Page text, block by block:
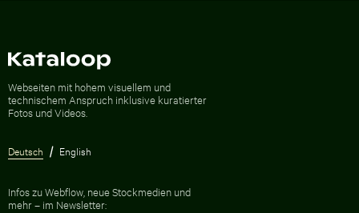
Webseiten mit hohem visuellem und
technischem Anspruch inklusive kuratierter
Fotos und Videos.
Deutsch English
Infos zu Webflow, neue Stockmedien und
mehr – im Newsletter: